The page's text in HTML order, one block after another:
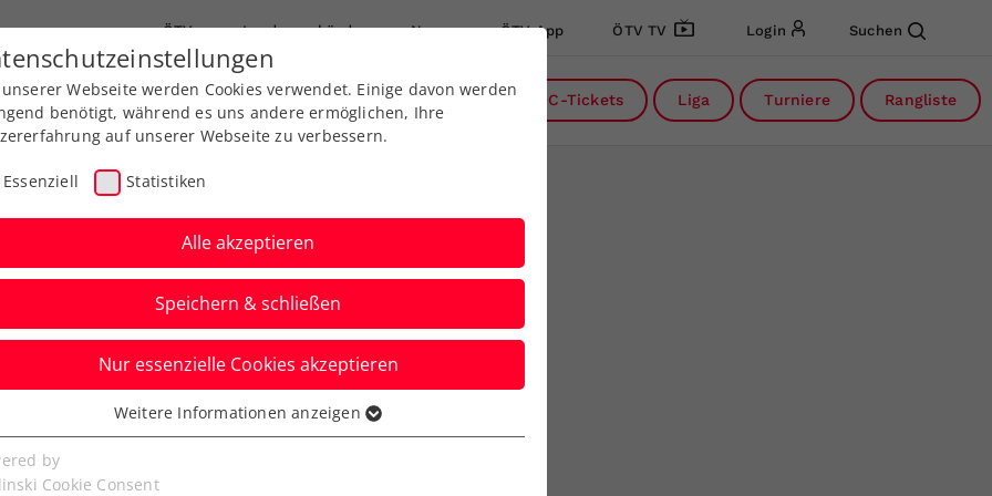
ÖTV Landesverbände News ÖTV App ÖTV TV Login Suchen
Ausbildungen Services Über uns DC-Tickets Liga Turniere Rangliste
Webseite werden Cookies verwendet. Einige davon werden
benötigt, während es uns andere ermöglichen, Ihre
auf unserer Webseite zu verbessern.
Essenziell Statistiken
Alle akzeptieren
Speichern & schließen
Nur essenzielle Cookies akzeptieren
Cookies werden für grundlegende Funktionen der
benötigt. Dadurch ist gewährleistet, dass die Webseite
Weitere Informationen anzeigen
by
Cookie Consent